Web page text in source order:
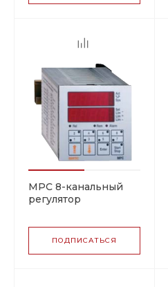
MPC 8-канальный
регулятор
ПОДПИСАТЬСЯ